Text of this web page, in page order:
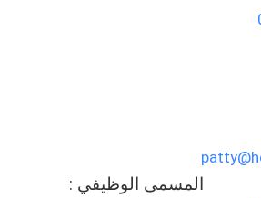
المسمى الوظيفي :